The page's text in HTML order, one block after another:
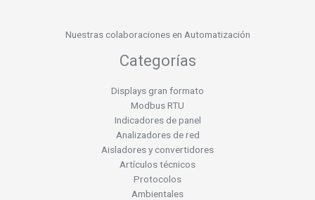
Nuestras colaboraciones en Automatización
Categorías
Displays gran formato
Modbus RTU
Indicadores de panel
Analizadores de red
Aisladores y convertidores
Artículos técnicos
Protocolos
Ambientales